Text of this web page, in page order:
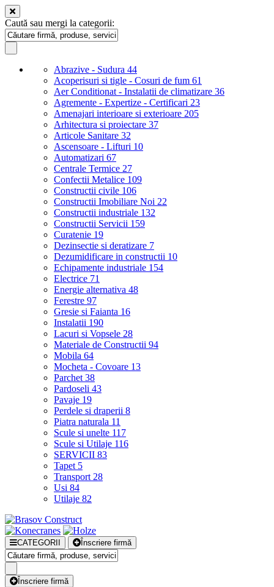
Caută sau mergi la categorii:
Abrazive - Sudura 44
Acoperisuri si tigle - Cosuri de fum 61
Aer Conditionat - Instalatii de climatizare 36
Agremente - Expertize - Certificari 23
Amenajari interioare si exterioare 205
Arhitectura si proiectare 37
Articole Sanitare 32
Ascensoare - Lifturi 10
Automatizari 67
Centrale Termice 27
Confectii Metalice 109
Constructii civile 106
Constructii Imobiliare Noi 22
Constructii industriale 132
Constructii Servicii 159
Curatenie 19
Dezinsectie si deratizare 7
Dezumidificare in constructii 10
Echipamente industriale 154
Electrice 71
Energie alternativa 48
Ferestre 97
Gresie si Faianta 16
Instalatii 190
Lacuri si Vopsele 28
Materiale de Constructii 94
Mobila 64
Mocheta - Covoare 13
Parchet 38
Pardoseli 43
Pavaje 19
Perdele si draperii 8
Piatra naturala 11
Scule si unelte 117
Scule si Utilaje 116
SERVICII 83
Tapet 5
Transport 28
Usi 84
Utilaje 82
CATEGORII Înscriere firmă
Înscriere firmă